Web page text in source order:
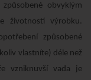
obvyklým
životností výrobku.
způsobené
vlastníte) déle než
vzniknuvší vada je